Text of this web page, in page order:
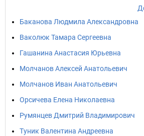
Баканова Людмила Александровна
Ваколюк Тамара Сергеевна
Гашанина Анастасия Юрьевна
Молчанов Алексей Анатольевич
Молчанов Иван Анатольевич
Орсичева Елена Николаевна
Румянцев Дмитрий Владимирович
Туник Валентина Андреевна